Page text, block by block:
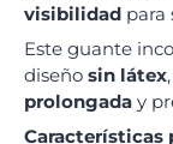
visibilidad para
Este guante
diseño sin látex
prolongada y
Características